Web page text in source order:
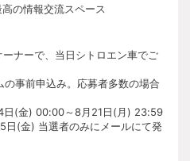
の情報交流スペース
ナーで、当日シトロエン車でご
の事前申込み。応募者多数の場合
日(金) 00:00～8月 21日( 月) 23:59
(金) 当選者のみにメールにて発